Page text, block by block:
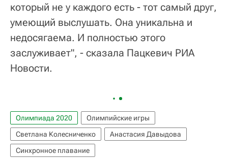
который не у каждого есть - тот самый друг,
умеющий выслушать. Она уникальна и
недосягаема. И полностью этого
заслуживает", - сказала Пацкевич РИА
Новости.
Олимпиада 2020
Олимпийские игры
Светлана Колесниченко
Анастасия Давыдова
Синхронное плавание